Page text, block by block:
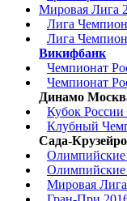
Мировая Лига
Лига
Лига
Викифбанк
Чемпионат
Чемпионат
Динамо
Кубок
Клубный
Сада-Крузейро
Мировая